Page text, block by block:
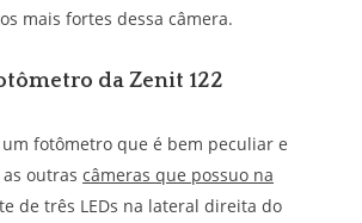
mais fortes dessa câmera.
da Zenit 122
fotômetro que é bem peculiar e
outras câmeras que possuo na
de três LEDs na lateral direita do